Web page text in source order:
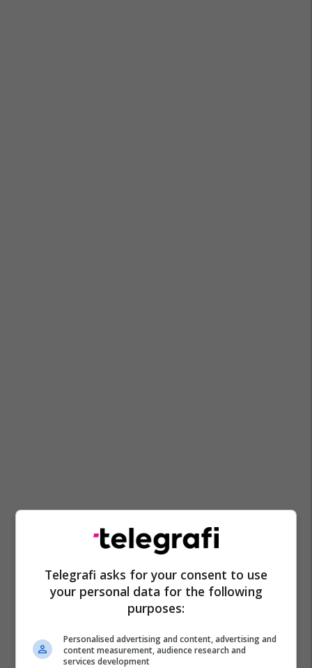
Telegrafi asks for your consent to use
your personal data for the following
purposes:
Personalised advertising and content, advertising and
content measurement, audience research and
services development